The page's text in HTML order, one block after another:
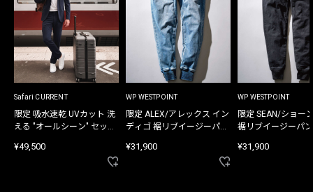
Safari CURRENT
限定 吸水速乾 UVカット 洗
える "オールシーン" セット
¥49,500
WP WESTPOINT
限定 ALEX/アレックス イン
ディゴ 裾リブイージーパン
¥31,900
WP WESTPOINT
限定 SEAN/ショー
裾リブイージーパ
¥31,900